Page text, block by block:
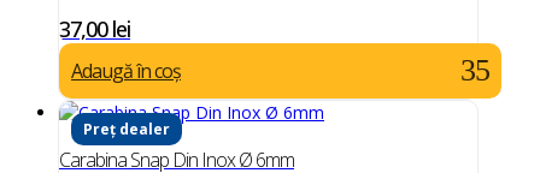
37,00lei
Adaugă în coș
Preț dealer
Carabina Snap Din Inox Ø 6mm